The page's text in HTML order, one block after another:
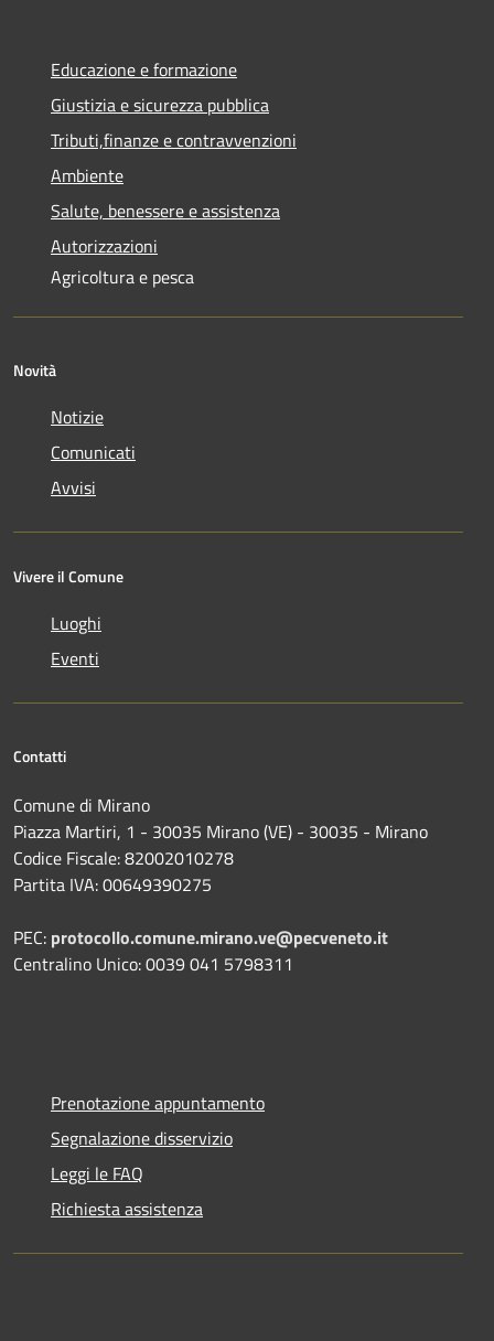
Educazione e formazione
Giustizia e sicurezza pubblica
Tributi,finanze e contravvenzioni
Ambiente
Salute, benessere e assistenza
Autorizzazioni
Agricoltura e pesca
Novità
Notizie
Comunicati
Avvisi
Vivere il Comune
Luoghi
Eventi
Contatti
Comune di Mirano
Piazza Martiri, 1 - 30035 Mirano (VE) - 30035 - Mirano
Codice Fiscale: 82002010278
Partita IVA: 00649390275
PEC: protocollo.comune.mirano.ve@pecveneto.it
Centralino Unico: 0039 041 5798311
Prenotazione appuntamento
Segnalazione disservizio
Leggi le FAQ
Richiesta assistenza